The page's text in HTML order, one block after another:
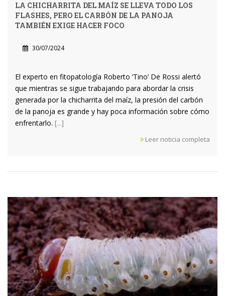
LA CHICHARRITA DEL MAÍZ SE LLEVA TODO LOS
FLASHES, PERO EL CARBÓN DE LA PANOJA
TAMBIÉN EXIGE HACER FOCO
30/07/2024
El experto en fitopatología Roberto ‘Tino’ De Rossi alertó
que mientras se sigue trabajando para abordar la crisis
generada por la chicharrita del maíz, la presión del carbón
de la panoja es grande y hay poca información sobre cómo
enfrentarlo. [...]
Leer noticia completa